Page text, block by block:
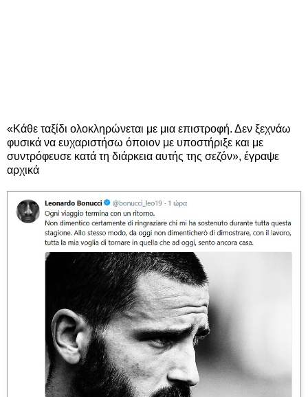
«Κάθε ταξίδι ολοκληρώνεται με μια επιστροφή. Δεν ξεχνάω
φυσικά να ευχαριστήσω όποιον με υποστήριξε και με
συντρόφευσε κατά τη διάρκεια αυτής της σεζόν», έγραψε
αρχικά